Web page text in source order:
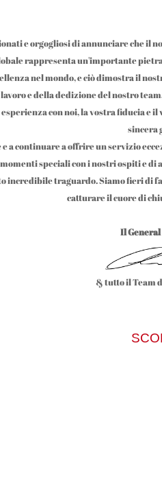
e orgogliosi di annunciare che il
rappresenta un'importante
nel mondo, e ciò dimostra il
e della dedizione del nostro
con noi, la vostra fiducia
sincera
a continuare a offrire un servizio
speciali con i nostri ospiti e
incredibile traguardo. Siamo fieri
catturare il cuore di
Il
& tutto il Team